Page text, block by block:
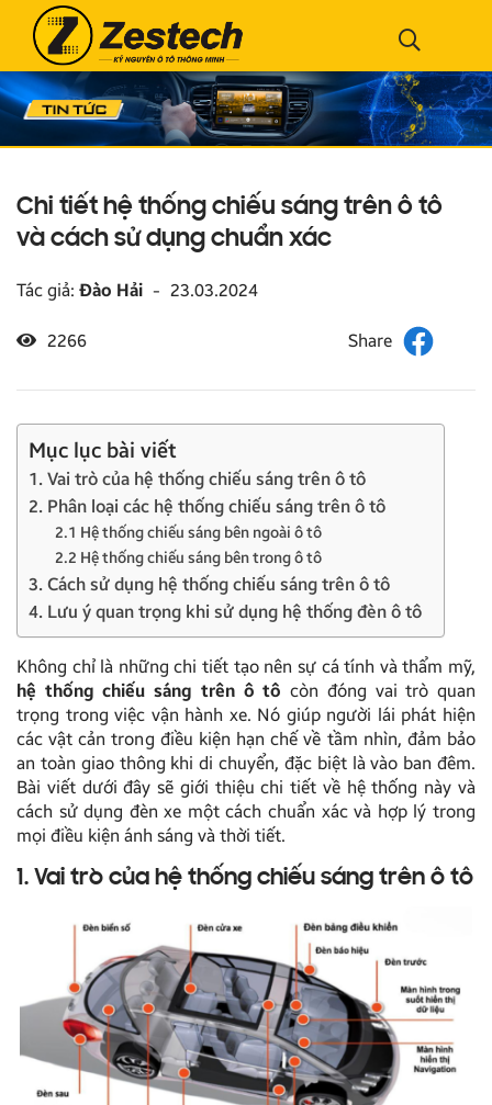
Chi tiết hệ thống chiếu sáng trên ô tô
và cách sử dụng chuẩn xác
Tác giả: Đào Hải - 23.03.2024
2266
Mục lục bài viết
1. Vai trò của hệ thống chiếu sáng trên ô tô
2. Phân loại các hệ thống chiếu sáng trên ô tô
2.1 Hệ thống chiếu sáng bên ngoài ô tô
2.2 Hệ thống chiếu sáng bên trong ô tô
3. Cách sử dụng hệ thống chiếu sáng trên ô tô
4. Lưu ý quan trọng khi sử dụng hệ thống đèn ô tô
Không chỉ là những chi tiết tạo nên sự cá tính và thẩm mỹ,
hệ thống chiếu sáng trên ô tô còn đóng vai trò quan
trọng trong việc vận hành xe. Nó giúp người lái phát hiện
các vật cản trong điều kiện hạn chế về tầm nhìn, đảm bảo
an toàn giao thông khi di chuyển, đặc biệt là vào ban đêm.
Bài viết dưới đây sẽ giới thiệu chi tiết về hệ thống này và
cách sử dụng đèn xe một cách chuẩn xác và hợp lý trong
mọi điều kiện ánh sáng và thời tiết.
1. Vai trò của hệ thống chiếu sáng trên ô tô